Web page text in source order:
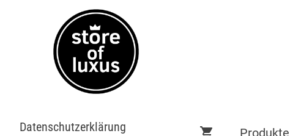
Datenschutzerklärung